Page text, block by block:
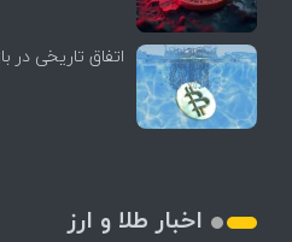
اتفاق تاریخی در
اخبار طلا و ارز